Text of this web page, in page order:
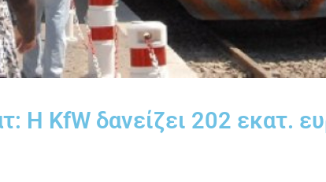
Η KfW δανείζει 202 εκατ.